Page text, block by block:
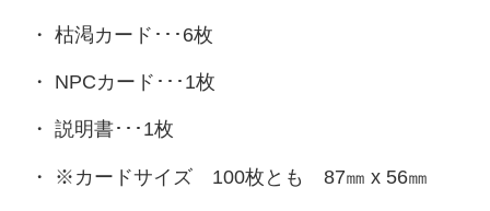
枯渇カード･･･6枚
NPCカード･･･1枚
説明書･･･1枚
※カードサイズ 100枚とも 87㎜ x 56㎜